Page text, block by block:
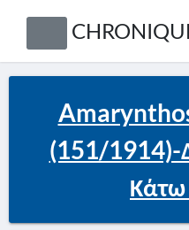
(151/1914)-
Κάτω